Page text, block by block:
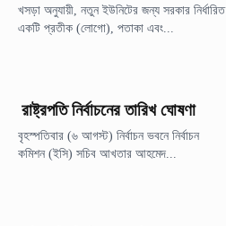
খসড়া অনুযায়ী, নতুন ইউনিটের জন্য সরকার নির্ধারিত
একটি প্রতীক (লোগো), পতাকা এবং...
রাষ্ট্রপতি নির্বাচনের তারিখ ঘোষণা
বৃহস্পতিবার (৬ আগস্ট) নির্বাচন ভবনে নির্বাচন
কমিশন (ইসি) সচিব আখতার আহমেদ...